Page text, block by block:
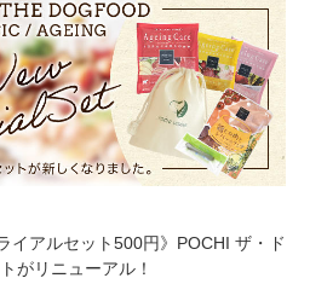
イアルセット500円》POCHI ザ・ド
がリニューアル！